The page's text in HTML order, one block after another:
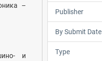
–
и
Publisher
By Submit Date
Type